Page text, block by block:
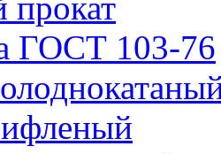
ГОСТ 103-76